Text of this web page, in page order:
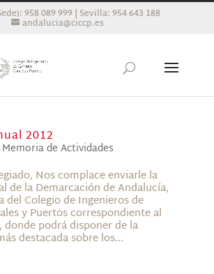
958 089 999 | Sevilla: 954 643 188
andalucia@ciccp.es
2012
Memoria de Actividades
Nos complace enviarle la
de la Demarcación de Andalucía,
del Colegio de Ingenieros de
y Puertos correspondiente al
donde podrá disponer de la
destacada sobre los...